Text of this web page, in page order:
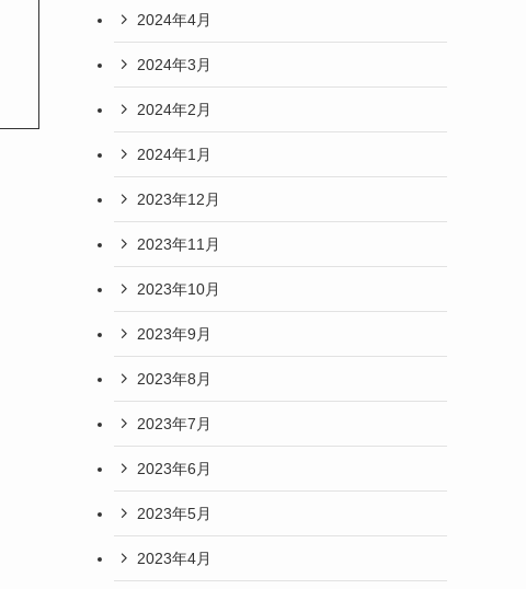
2024年4月
2024年3月
2024年2月
2024年1月
2023年12月
2023年11月
2023年10月
2023年9月
2023年8月
2023年7月
2023年6月
2023年5月
2023年4月